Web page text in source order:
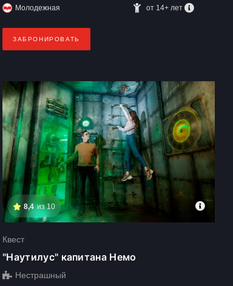
Молодежная от 14+ лет
ЗАБРОНИРОВАТЬ
8,4 из 10
Квест
"Наутилус" капитана Немо
Нестрашный